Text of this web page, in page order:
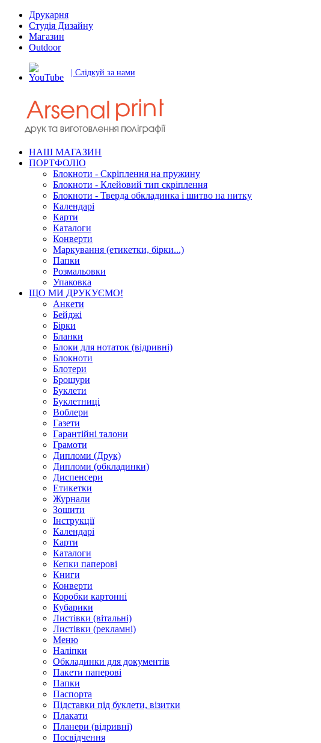
Друкарня
Студія Дизайну
Магазин
Outdoor
| Слідкуй за нами
НАШ МАГАЗИН
ПОРТФОЛІО
Блокноти - Скріплення на пружину
Блокноти - Клейовий тип скріплення
Блокноти - Тверда обкладинка і шитво на нитку
Календарі
Карти
Каталоги
Конверти
Маркування (етикетки, бірки...)
Папки
Розмальовки
Упаковка
ЩО МИ ДРУКУЄМО!
Анкети
Бейджі
Бірки
Бланки
Блоки для нотаток (відривні)
Блокноти
Блотери
Брошури
Буклети
Буклетниці
Воблери
Газети
Гарантійні талони
Грамоти
Дипломи (Друк)
Дипломи (обкладинки)
Диспенсери
Етикетки
Журнали
Зошити
Інструкції
Календарі
Карти
Каталоги
Кепки паперові
Книги
Конверти
Коробки картонні
Кубарики
Листівки (вітальні)
Листівки (рекламні)
Меню
Наліпки
Обкладинки для документів
Пакети паперові
Папки
Паспорта
Підставки під буклети, візитки
Плакати
Планери (відривні)
Посвідчення